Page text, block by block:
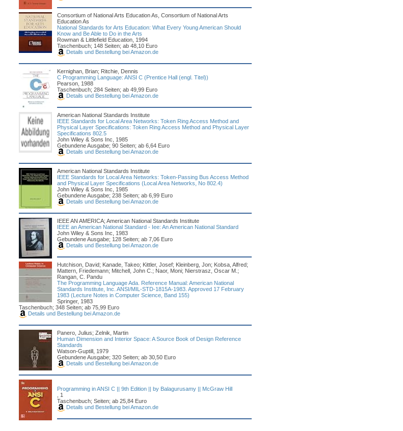
Consortium of National Arts Education As, Consortium of National Arts
Education As
National Standards for Arts Education: What Every Young American Should
Know and Be Able to Do in the Arts
Rowman & Littlefield Education, 1994
Taschenbuch; 148 Seiten; ab 48,10 Euro
Details und Bestellung bei Amazon.de
Kernighan, Brian; Ritchie, Dennis
C Programming Language: ANSI C (Prentice Hall (engl. Titel))
Pearson, 1988
Taschenbuch; 284 Seiten; ab 49,99 Euro
Details und Bestellung bei Amazon.de
American National Standards Institute
IEEE Standards for Local Area Networks: Token Ring Access Method and
Physical Layer Specifications: Token Ring Access Method and Physical Layer
Specifications 802.5
John Wiley & Sons Inc, 1985
Gebundene Ausgabe; 90 Seiten; ab 6,64 Euro
Details und Bestellung bei Amazon.de
American National Standards Institute
IEEE Standards for Local Area Networks: Token-Passing Bus Access Method
and Physical Layer Specifications (Local Area Networks, No 802.4)
John Wiley & Sons Inc, 1985
Gebundene Ausgabe; 238 Seiten; ab 6,99 Euro
Details und Bestellung bei Amazon.de
IEEE AN AMERICA; American National Standards Institute
IEEE an American National Standard - Iee: An American National Standard
John Wiley & Sons Inc, 1983
Gebundene Ausgabe; 128 Seiten; ab 7,06 Euro
Details und Bestellung bei Amazon.de
Hutchison, David; Kanade, Takeo; Kittler, Josef; Kleinberg, Jon; Kobsa, Alfred;
Mattern, Friedemann; Mitchell, John C.; Naor, Moni; Nierstrasz, Oscar M.;
Rangan, C. Pandu
The Programming Language Ada. Reference Manual: American National
Standards Institute, Inc. ANSI/MIL-STD-1815A-1983. Approved 17 February
1983 (Lecture Notes in Computer Science, Band 155)
Springer, 1983
Taschenbuch; 348 Seiten; ab 75,99 Euro
Details und Bestellung bei Amazon.de
Panero, Julius; Zelnik, Martin
Human Dimension and Interior Space: A Source Book of Design Reference
Standards
Watson-Guptill, 1979
Gebundene Ausgabe; 320 Seiten; ab 30,50 Euro
Details und Bestellung bei Amazon.de
Programming in ANSI C || 9th Edition || by Balagurusamy || McGraw Hill
, 1
Taschenbuch; Seiten; ab 25,84 Euro
Details und Bestellung bei Amazon.de